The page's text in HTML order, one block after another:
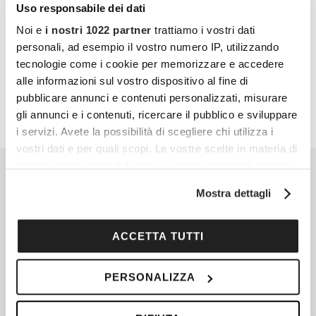
Uso responsabile dei dati
Noi e i nostri 1022 partner trattiamo i vostri dati
personali, ad esempio il vostro numero IP, utilizzando
tecnologie come i cookie per memorizzare e accedere
alle informazioni sul vostro dispositivo al fine di
pubblicare annunci e contenuti personalizzati, misurare
gli annunci e i contenuti, ricercare il pubblico e sviluppare
i servizi. Avete la possibilità di scegliere chi utilizza i
vostri dati e per quali scopi. Le vostre scelte in materia di
modificare o revocare il proprio consenso in qualsiasi
sull'icona di attivazione della privacy.
raccogliere informazioni sulla tua posizione
geografica, con un'approssimazione di qualche
Mostra dettagli
ACCETTA TUTTI
PERSONALIZZA
loro esperienze di socialità e risorse per vivere
al meglio.
PARTECIPA ANCHE TU